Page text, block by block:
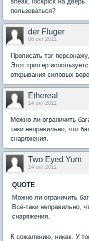
пользоваться?
der Fluger
06 окт 2011
Прописать тэг
Этот триггер
открывания силовых
Ethereal
14 окт 2011
Можно ли ограничить
таки неправильно, что
снаряжения.
Two Eyed Yum
14 окт 2011
QUOTE
Можно ли ограничить
Всё-таки неправильно,
снаряжения.
К сожалению, никак. У